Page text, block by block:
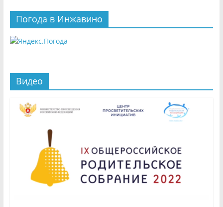
Погода в Инжавино
Видео